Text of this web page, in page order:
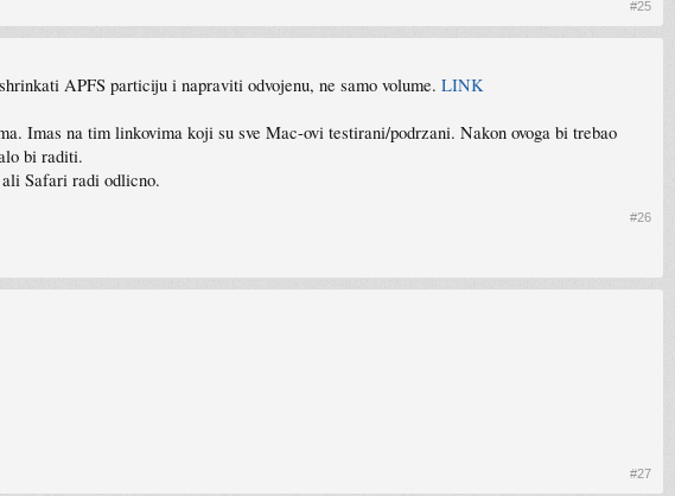
#25
APFS particiju i napraviti odvojenu, ne samo volume. LINK
Imas na tim linkovima koji su sve Mac-ovi testirani/podrzani. Nakon ovoga bi trebao
bi raditi.
Safari radi odlicno.
#26
#27